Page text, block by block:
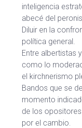
inteligencia
abecé del
Diluir en la
política general.
Entre albertistas
como lo
el kirchnerismo
Bandos que se
momento
de los
por el cambio.